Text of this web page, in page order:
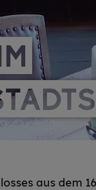
aus dem